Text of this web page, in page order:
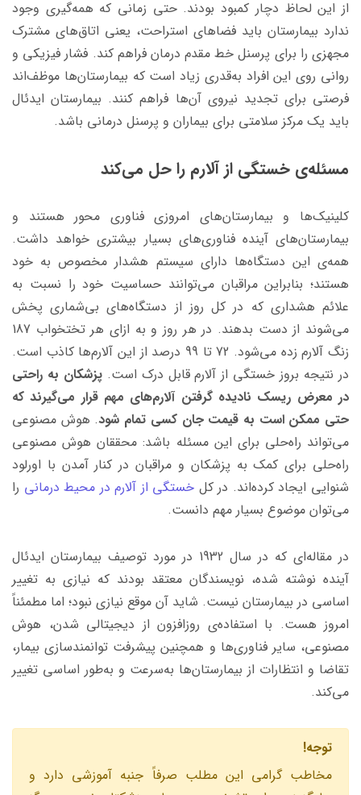
از این لحاظ دچار کمبود بودند. حتی زمانی که همه‌گیری وجود
ندارد بیمارستان باید فضاهای استراحت، یعنی اتاق‌های مشترک
مجهزی را برای پرسنل خط مقدم درمان فراهم کند. فشار فیزیکی و
روانی روی این افراد به‌قدری زیاد است که بیمارستان‌ها موظف‌اند
فرصتی برای تجدید نیروی آن‌ها فراهم کنند. بیمارستان ایدئال
باید یک مرکز سلامتی برای بیماران و پرسنل درمانی باشد.
مسئله‌ی خستگی از آلارم را حل می‌کند
کلینیک‌ها و بیمارستان‌های امروزی فناوری محور هستند و
بیمارستان‌های آینده فناوری‌های بسیار بیشتری خواهد داشت.
همه‌ی این دستگاه‌ها دارای سیستم هشدار مخصوص به خود
هستند؛ بنابراین مراقبان می‌توانند حساسیت خود را نسبت به
علائم هشداری که در کل روز از دستگاه‌های بی‌شماری پخش
می‌شوند از دست بدهند. در هر روز و به ازای هر تختخواب 187
زنگ آلارم زده می‌شود. 72 تا 99 درصد از این آلارم‌ها کاذب است.
در نتیجه بروز خستگی از آلارم قابل درک است.پزشکان به راحتی
در معرض ریسک نادیده گرفتن آلارم‌های مهم قرار می‌گیرند که
حتی ممکن است به قیمت جان کسی تمام شود. هوش مصنوعی
می‌تواند راه‌حلی برای این مسئله باشد: محققان هوش مصنوعی
راه‌حلی برای کمک به پزشکان و مراقبان در کنار آمدن با اورلود
شنوایی ایجاد کرده‌اند. در کل خستگی از آلارم در محیط درمانی را
می‌توان موضوع بسیار مهم دانست.
در مقاله‌ای که در سال 1932 در مورد توصیف بیمارستان ایدئال
آینده نوشته شده، نویسندگان معتقد بودند که نیازی به تغییر
اساسی در بیمارستان نیست. شاید آن موقع نیازی نبود؛ اما مطمئناً
امروز هست. با استفاده‌ی روزافزون از دیجیتالی شدن، هوش
مصنوعی، سایر فناوری‌ها و همچنین پیشرفت توانمندسازی بیمار،
تقاضا و انتظارات از بیمارستان‌ها به‌سرعت و به‌طور اساسی تغییر
می‌کند.
توجه!
مخاطب گرامى اين مطلب صرفاً جنبه آموزشى دارد و